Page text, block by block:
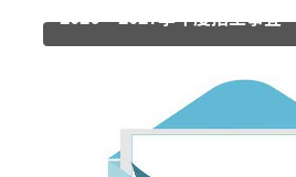
2026 – 2027學年度招生事宜